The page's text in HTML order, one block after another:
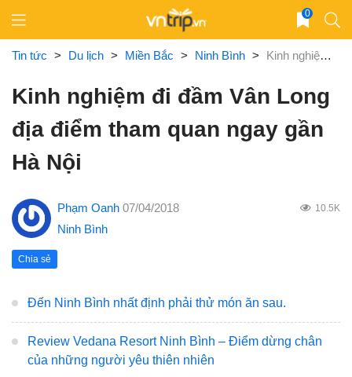
content
0
Tin tức > Du lịch > Miền Bắc > Ninh Bình > Kinh nghiệm đi đầm Vân Long địa điểm tham quan ngay gần Hà Nội
Kinh nghiệm đi đầm Vân Long
địa điểm tham quan ngay gần
Hà Nội
Phạm Oanh 07/04/2018 10.5K
Ninh Bình
Chia sẻ
Đến Ninh Bình nhất định phải thử món ăn sau.
Review Vedana Resort Ninh Bình – Điểm dừng chân
của những người yêu thiên nhiên